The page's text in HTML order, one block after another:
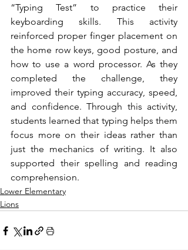
“Typing Test” to practice their
keyboarding skills. This activity
reinforced proper finger placement on
the home row keys, good posture, and
how to use a word processor. As they
completed the challenge, they
improved their typing accuracy, speed,
and confidence. Through this activity,
students learned that typing helps them
focus more on their ideas rather than
just the mechanics of writing. It also
supported their spelling and reading
comprehension.
Lower Elementary
Lions